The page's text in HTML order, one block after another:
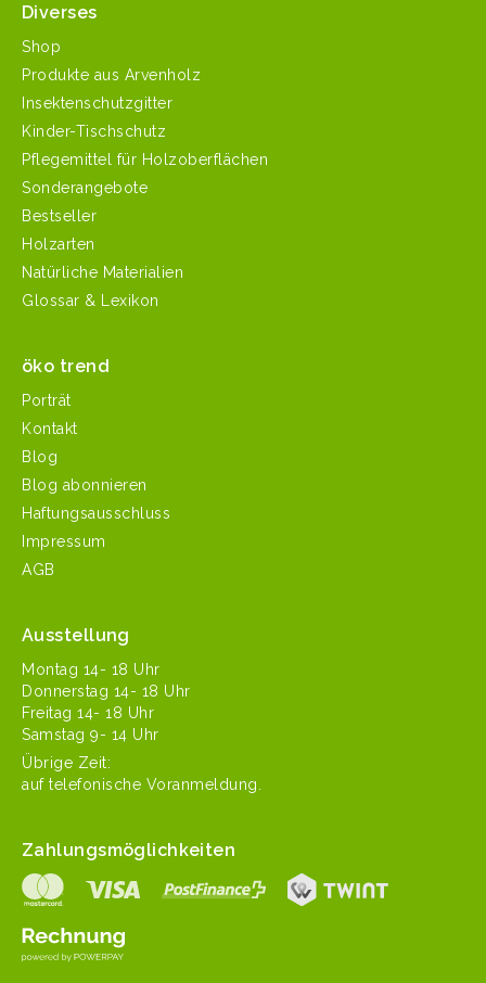
Diverses
Shop
Produkte aus Arvenholz
Insektenschutzgitter
Kinder-Tischschutz
Pflegemittel für Holzoberflächen
Sonderangebote
Bestseller
Holzarten
Natürliche Materialien
Glossar & Lexikon
öko trend
Porträt
Kontakt
Blog
Blog abonnieren
Haftungsausschluss
Impressum
AGB
Ausstellung
Mon­tag 14- 18 Uhr
Don­ner­stag 14- 18 Uhr
Fre­itag 14- 18 Uhr
Sam­stag 9- 14 Uhr
Übrige Zeit:
auf tele­fonis­che Voranmeldung.
Zahlungsmöglichkeiten